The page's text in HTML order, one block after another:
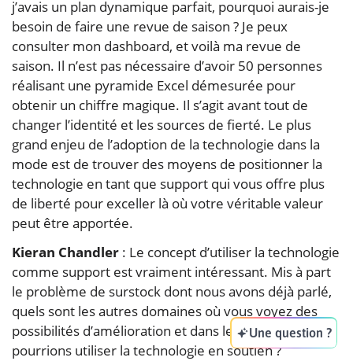
j’avais un plan dynamique parfait, pourquoi aurais-je
besoin de faire une revue de saison ? Je peux
consulter mon dashboard, et voilà ma revue de
saison. Il n’est pas nécessaire d’avoir 50 personnes
réalisant une pyramide Excel démesurée pour
obtenir un chiffre magique. Il s’agit avant tout de
changer l’identité et les sources de fierté. Le plus
grand enjeu de l’adoption de la technologie dans la
mode est de trouver des moyens de positionner la
technologie en tant que support qui vous offre plus
de liberté pour exceller là où votre véritable valeur
peut être apportée.
Kieran Chandler : Le concept d’utiliser la technologie
comme support est vraiment intéressant. Mis à part
le problème de surstock dont nous avons déjà parlé,
quels sont les autres domaines où vous voyez des
possibilités d’amélioration et dans lesquels nous
pourrions utiliser la technologie en soutien ?
Une question ?